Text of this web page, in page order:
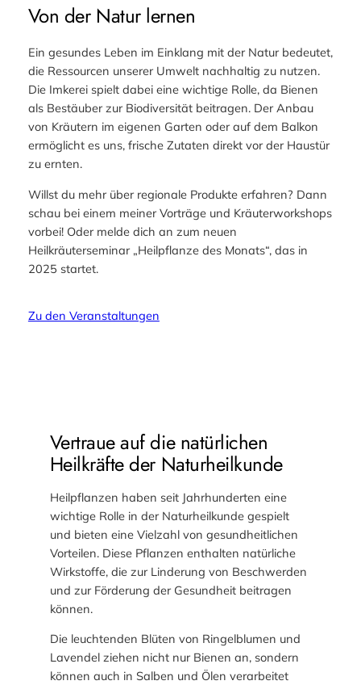
Von der Natur lernen
Ein gesundes Leben im Einklang mit der Natur bedeutet,
die Ressourcen unserer Umwelt nachhaltig zu nutzen.
Die Imkerei spielt dabei eine wichtige Rolle, da Bienen
als Bestäuber zur Biodiversität beitragen. Der Anbau
von Kräutern im eigenen Garten oder auf dem Balkon
ermöglicht es uns, frische Zutaten direkt vor der Haustür
zu ernten.
Willst du mehr über regionale Produkte erfahren? Dann
schau bei einem meiner Vorträge und Kräuterworkshops
vorbei! Oder melde dich an zum neuen
Heilkräuterseminar „Heilpflanze des Monats“, das in
2025 startet.
Zu den Veranstaltungen
Vertraue auf die natürlichen
Heilkräfte der Naturheilkunde
Heilpflanzen haben seit Jahrhunderten eine
wichtige Rolle in der Naturheilkunde gespielt
und bieten eine Vielzahl von gesundheitlichen
Vorteilen. Diese Pflanzen enthalten natürliche
Wirkstoffe, die zur Linderung von Beschwerden
und zur Förderung der Gesundheit beitragen
können.
Die leuchtenden Blüten von Ringelblumen und
Lavendel ziehen nicht nur Bienen an, sondern
können auch in Salben und Ölen verarbeitet